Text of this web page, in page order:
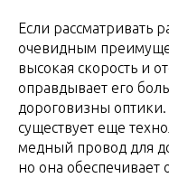
Если рассматривать
очевидным
высокая скорость и
оправдывает его
дороговизны
существует еще
медный провод для
но она обеспечивает